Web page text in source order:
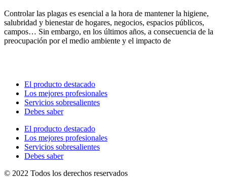
Controlar las plagas es esencial a la hora de mantener la higiene,
salubridad y bienestar de hogares, negocios, espacios públicos,
campos… Sin embargo, en los últimos años, a consecuencia de la
preocupación por el medio ambiente y el impacto de
El producto destacado
Los mejores profesionales
Servicios sobresalientes
Debes saber
El producto destacado
Los mejores profesionales
Servicios sobresalientes
Debes saber
© 2022 Todos los derechos reservados